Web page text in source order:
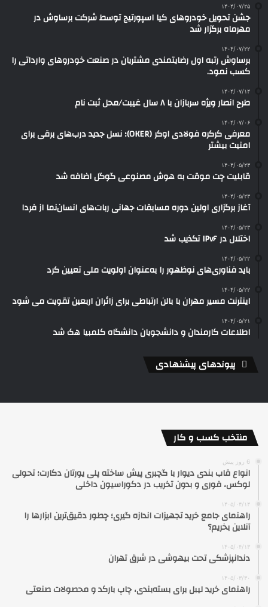
۱۴۰۴/۰۷/۲۵
جشن تحویل خودروهای کیا اسپورتیج توسط شرکت برساوش در
مهرماه برگزار شد
۱۴۰۴/۰۷/۲۲
برساوش رتبه اول رضایتمندی مشتریان در صنعت خودروهای وارداتی را
کسب نمود.
۱۴۰۴/۰۷/۱۴
طرح انصار ویژه سربازان با ۸ سال غیبت/محل ثبت نام
۱۴۰۴/۰۷/۰۶
معرفی کرکره فولادی اوکر (OKER)؛ نسل جدید درب‌های برقی برای
امنیت بیشتر
۱۴۰۴/۰۵/۲۳
قابلیت چت موقت به هوش مصنوعی گوگل اضافه شد
۱۴۰۴/۰۵/۲۳
آغاز برگزاری اولین دوره مسابقات جهانی ربات‌های انسان‌نما از فردا
۱۴۰۴/۰۵/۲۳
اختلال در IPv۶ تکذیب شد
۱۴۰۴/۰۵/۲۲
باید فناوری‌های نوظهور را به‌عنوان اولویت ملی تعیین کرد
۱۴۰۴/۰۵/۲۲
اینترنت مسیر مهران با بالن ارتباطی برای زائران اربعین تقویت می شود
۱۴۰۴/۰۵/۲۱
اطلاعات کارمندان و دانشجویان دانشگاه کلمبیا هک شد
پیوندهای پیشنهادی
منتخب کسب و کار
6 روز پیش
انواع قاب بندی دیوار با گچبری پیش ساخته پلی یورتان دکارت؛ تحولی
لوکس، فوری و بدون تخریب در دکوراسیون داخلی
۱۴۰۵/۰۴/۱۴
راهنمای جامع خرید تجهیزات اندازه گیری؛ چطور دقیق‌ترین ابزارها را
آنلاین بخریم؟
۱۴۰۵/۰۴/۱۳
دندانپزشکی تحت بیهوشی در شرق تهران
۱۴۰۵/۰۳/۳۰
راهنمای خرید لیبل برای بسته‌بندی، چاپ بارکد و محصولات صنعتی